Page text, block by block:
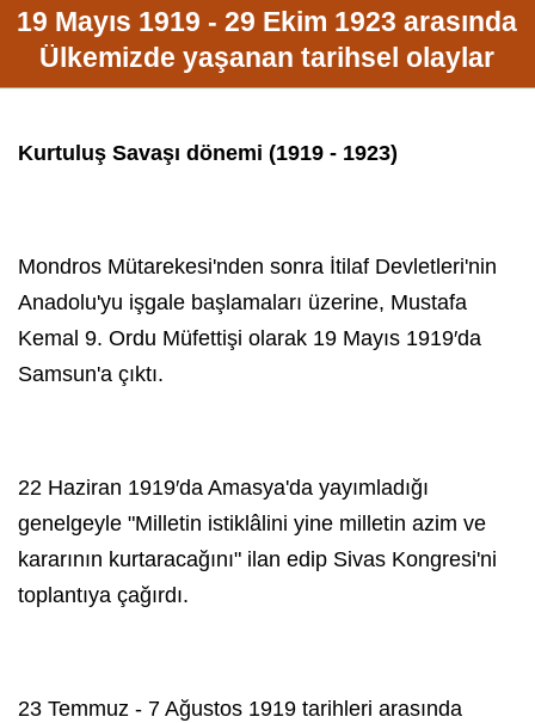
19 Mayıs 1919 - 29 Ekim 1923 arasında
Ülkemizde yaşanan tarihsel olaylar
Kurtuluş Savaşı dönemi (1919 - 1923)
Mondros Mütarekesi'nden sonra İtilaf Devletleri'nin
Anadolu'yu işgale başlamaları üzerine, Mustafa
Kemal 9. Ordu Müfettişi olarak 19 Mayıs 1919′da
Samsun'a çıktı.
22 Haziran 1919′da Amasya'da yayımladığı
genelgeyle "Milletin istiklâlini yine milletin azim ve
kararının kurtaracağını" ilan edip Sivas Kongresi'ni
toplantıya çağırdı.
23 Temmuz - 7 Ağustos 1919 tarihleri arasında